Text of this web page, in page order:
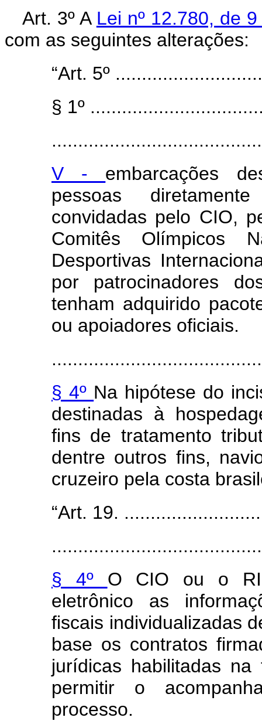
Art. 3º A Lei nº 12.780, de
com as seguintes alterações:
“Art. 5º
§ 1º
V - embarcações
pessoas
convidadas pelo CIO,
Comitês Olímpicos
Desportivas
por patrocinadores
tenham adquirido
ou apoiadores oficiais.
§ 4º Na hipótese do
destinadas à
fins de tratamento
dentre outros fins,
cruzeiro pela costa
“Art. 19.
§ 4º O CIO ou o
eletrônico as
fiscais individualizadas
base os contratos
jurídicas habilitadas
permitir o
processo.